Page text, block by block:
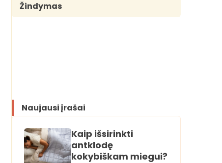
Žindymas
Naujausi įrašai
Kaip išsirinkti
antklodę
kokybiškam miegui?